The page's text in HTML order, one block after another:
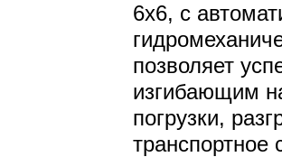
6х6, с
позволяет
изгибающим
погрузки,
транспортное